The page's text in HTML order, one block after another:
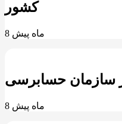
کشور
8 ماه پیش
سازمان حسابرسی
8 ماه پیش